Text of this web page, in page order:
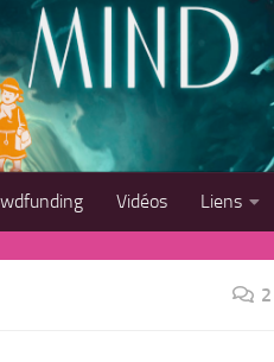
Vidéos
Liens
2